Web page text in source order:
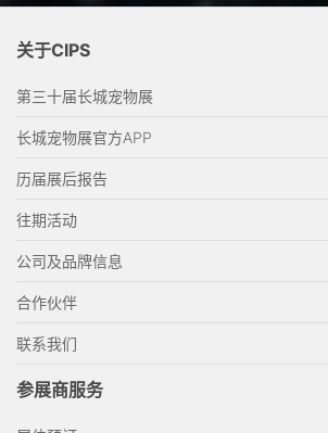
关于CIPS
第三十届长城宠物展
长城宠物展官方APP
历届展后报告
往期活动
公司及品牌信息
合作伙伴
联系我们
参展商服务